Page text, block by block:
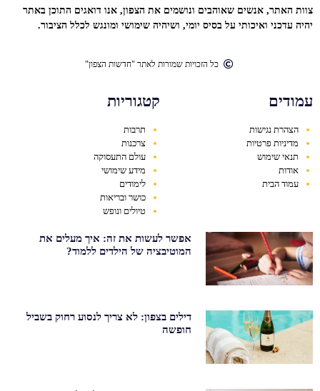
צוות האתר, אנשים שאוהבים ונושמים את הצפון, אנו דואגים התוכן באתר
יהיה עדכני ואיכותי על בסיס יומי, ושיהיה שימושי ומונגש לכלל הציבור.
כל הזכויות שמורות לאתר "חדשות הצפון"
עמודים
הצהרת נגישות
מדיניות פרטיות
תנאי שימוש
אודות
עמוד הבית
קטגוריות
תרבות
צרכנות
עולם התעסוקה
מידע שימושי
לימודים
כושר ובריאות
טיולים ונופש
אפשר לעשות את זה: איך מעלים את
המוטיבציה של הילדים ללמוד?
דילים בצפון: לא צריך לנסוע רחוק בשביל
חופשה